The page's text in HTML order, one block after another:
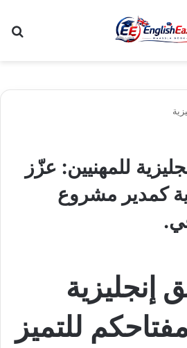
للمهنيين: عزّز
كمدير مشروع
للتميز